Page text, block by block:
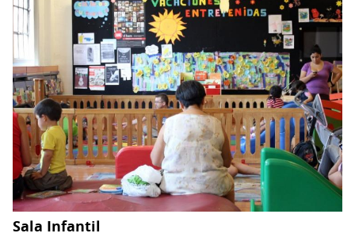
Sala Infantil